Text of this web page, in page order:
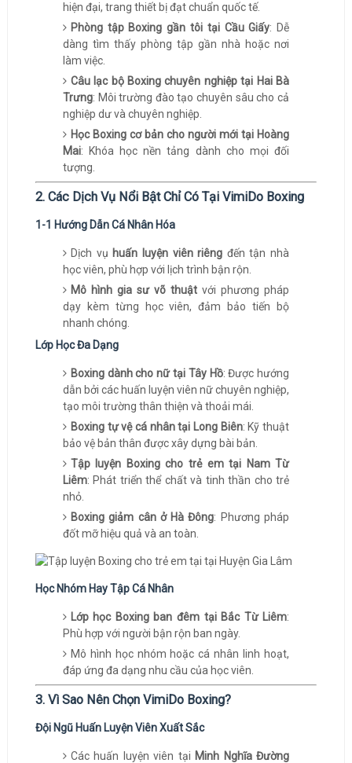
hiện đại, trang thiết bị đạt chuẩn quốc tế.
Phòng tập Boxing gần tôi tại Cầu Giấy: Dễ
dàng tìm thấy phòng tập gần nhà hoặc nơi
làm việc.
Câu lạc bộ Boxing chuyên nghiệp tại Hai Bà
Trưng: Môi trường đào tạo chuyên sâu cho cả
nghiệp dư và chuyên nghiệp.
Học Boxing cơ bản cho người mới tại Hoàng
Mai: Khóa học nền tảng dành cho mọi đối
tượng.
2. Các Dịch Vụ Nổi Bật Chỉ Có Tại VimiDo Boxing
1-1 Hướng Dẫn Cá Nhân Hóa
Dịch vụ huấn luyện viên riêng đến tận nhà
học viên, phù hợp với lịch trình bận rộn.
Mô hình gia sư võ thuật với phương pháp
dạy kèm từng học viên, đảm bảo tiến bộ
nhanh chóng.
Lớp Học Đa Dạng
Boxing dành cho nữ tại Tây Hồ: Được hướng
dẫn bởi các huấn luyện viên nữ chuyên nghiệp,
tạo môi trường thân thiện và thoải mái.
Boxing tự vệ cá nhân tại Long Biên: Kỹ thuật
bảo vệ bản thân được xây dựng bài bản.
Tập luyện Boxing cho trẻ em tại Nam Từ
Liêm: Phát triển thể chất và tinh thần cho trẻ
nhỏ.
Boxing giảm cân ở Hà Đông: Phương pháp
đốt mỡ hiệu quả và an toàn.
Học Nhóm Hay Tập Cá Nhân
Lớp học Boxing ban đêm tại Bắc Từ Liêm:
Phù hợp với người bận rộn ban ngày.
Mô hình học nhóm hoặc cá nhân linh hoạt,
đáp ứng đa dạng nhu cầu của học viên.
3. Vì Sao Nên Chọn VimiDo Boxing?
Đội Ngũ Huấn Luyện Viên Xuất Sắc
Các huấn luyện viên tại Minh Nghĩa Đường